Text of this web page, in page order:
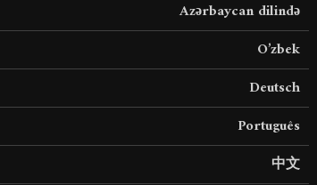
Azərbaycan dilində
O’zbek
Deutsch
Português
中文